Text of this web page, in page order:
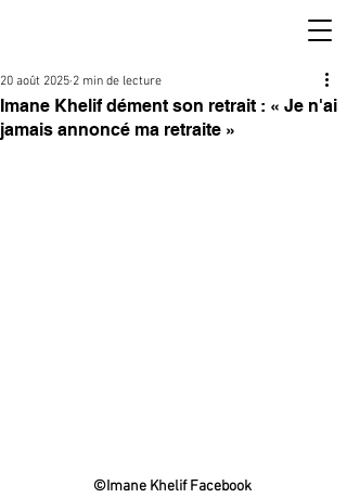
Imane Khelif dément son retrait : « Je n'ai
jamais annoncé ma retraite »
20 août 2025 2 min de lecture
©Imane Khelif Facebook